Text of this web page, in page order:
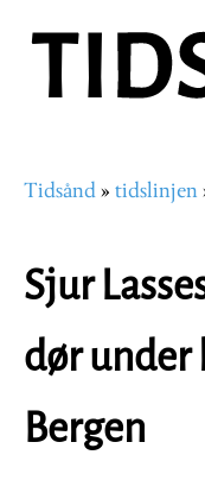
hovedinnhold
Tidsånd tidslinjen
Sjur
dør under
Bergen